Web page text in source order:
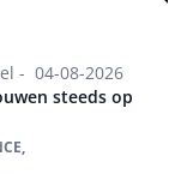
- 04-08-2026
steeds op